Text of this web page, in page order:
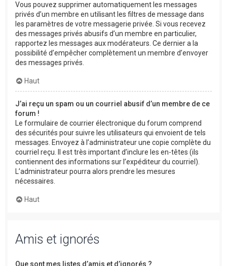
Vous pouvez supprimer automatiquement les messages
privés d’un membre en utilisant les filtres de message dans
les paramètres de votre messagerie privée. Si vous recevez
des messages privés abusifs d’un membre en particulier,
rapportez les messages aux modérateurs. Ce dernier a la
possibilité d’empêcher complètement un membre d’envoyer
des messages privés.
Haut
J’ai reçu un spam ou un courriel abusif d’un membre de ce
forum !
Le formulaire de courrier électronique du forum comprend
des sécurités pour suivre les utilisateurs qui envoient de tels
messages. Envoyez à l’administrateur une copie complète du
courriel reçu. Il est très important d’inclure les en-têtes (ils
contiennent des informations sur l’expéditeur du courriel).
L’administrateur pourra alors prendre les mesures
nécessaires.
Haut
Amis et ignorés
Que sont mes listes d’amis et d’ignorés ?